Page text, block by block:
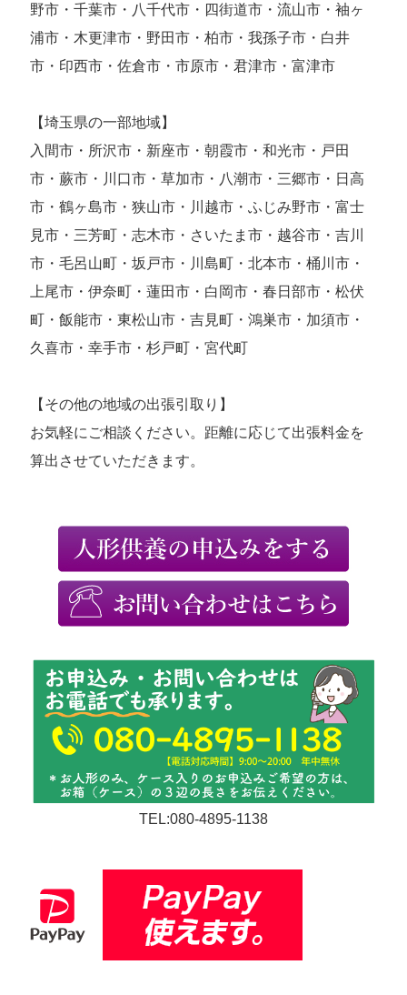
野市・千葉市・八千代市・四街道市・流山市・袖ヶ
浦市・木更津市・野田市・柏市・我孫子市・白井
市・印西市・佐倉市・市原市・君津市・富津市
【埼玉県の一部地域】
入間市・所沢市・新座市・朝霞市・和光市・戸田
市・蕨市・川口市・草加市・八潮市・三郷市・日高
市・鶴ヶ島市・狭山市・川越市・ふじみ野市・富士
見市・三芳町・志木市・さいたま市・越谷市・吉川
市・毛呂山町・坂戸市・川島町・北本市・桶川市・
上尾市・伊奈町・蓮田市・白岡市・春日部市・松伏
町・飯能市・東松山市・吉見町・鴻巣市・加須市・
久喜市・幸手市・杉戸町・宮代町
【その他の地域の出張引取り】
お気軽にご相談ください。距離に応じて出張料金を
算出させていただきます。
TEL:080-4895-1138